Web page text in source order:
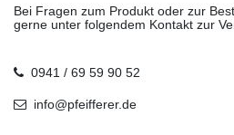
Bei Fragen zum Produkt oder zur
gerne unter folgendem Kontakt zur
0941 / 69 59 90 52
info@pfeifferer.de